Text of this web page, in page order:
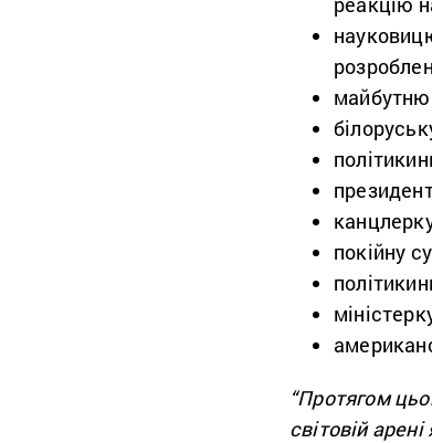
покійну
“Протягом
світовій